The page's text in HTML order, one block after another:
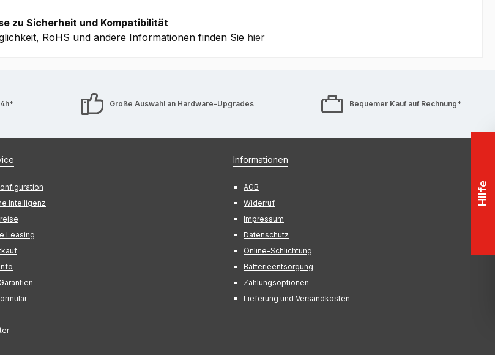
zu Sicherheit und Kompatibilität
RoHS und andere Informationen finden Sie hier
Große Auswahl an Hardware-Upgrades Bequemer Kauf auf Rechnung*
Intelligenz
Leasing
Informationen
AGB
Widerruf
Impressum
Datenschutz
Online-Schlichtung
Batterieentsorgung
Zahlungsoptionen
Lieferung und Versandkosten
Hilfe